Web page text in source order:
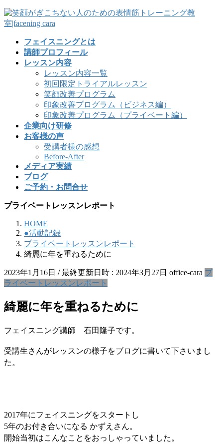
フェイスニングとは
講師プロフィール
レッスン内容
レッスン内容一覧
初回限定トライアルレッスン
笑顔改善プログラム
印象改善プログラム（ビジネス編）
印象改善プログラム（プライベート編）
企業向け研修
お客様の声
受講者様の感想
Before-After
メディア実績
ブログ
ご予約・お問合せ
プライベートレッスンレポート
HOME
●活動記録
プライベートレッスンレポート
綺麗に年を重ねるために
2023年1月16日 / 最終更新日時 : 2024年3月27日 office-cara プ
ライベートレッスンレポート
綺麗に年を重ねるために
フェイスニング講師 石田隆子です。
受講生さんがレッスンの様子をブログに書いて下さいまし
た。
2017年にフェイスニングをスタートし
5年のお付き合いになる かずえさん。
開始当初はこんなことをおっしゃっていました。